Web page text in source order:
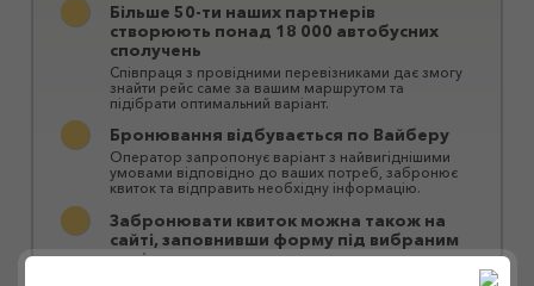
Більше 50-ти наших партнерів
створюють понад 18 000 автобусних
сполучень
Співпраця з провідними перевізниками дає змогу
знайти рейс саме за вашим маршрутом та
підібрати оптимальний варіант.
Бронювання відбувається по Вайберу
Оператор запропонує варіант з найвигіднішими
умовами відповідно до ваших потреб, забронює
квиток та відправить необхідну інформацію.
Забронювати квиток можна також на
сайті, заповнивши форму під вибраним
варіантом